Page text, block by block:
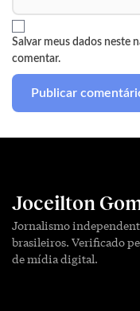
Salvar meus dados neste
comentar.
Joceilton
Jornalismo
brasileiros. Verificado
de mídia digital.